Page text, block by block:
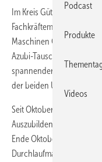
Im Kreis Gütersloh zeigt
Fachkräftemangel kreativ
Maschinen GmbH und
Azubi-Tauschprogramm
spannender zu gestalten,
der beiden Unternehmen
Seit Oktober 2024
Auszubildenden aus. So
Ende Oktober 2024
Durchlaufmaschinen bei
Podcast
Produkte
Videos